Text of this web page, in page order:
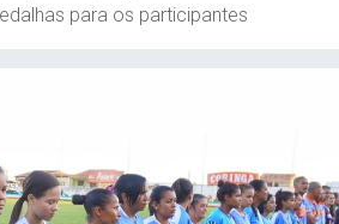
para os participantes